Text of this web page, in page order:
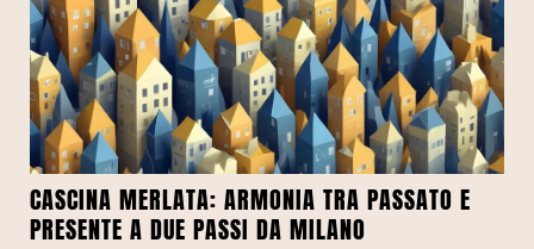
CASCINA MERLATA: ARMONIA TRA PASSATO E
PRESENTE A DUE PASSI DA MILANO